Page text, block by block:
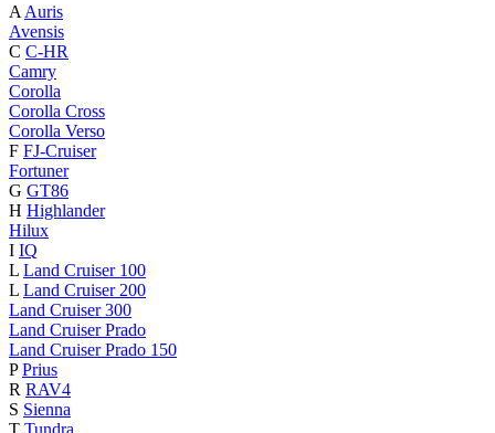
A Auris
Avensis
C C-HR
Camry
Corolla
Corolla Cross
Corolla Verso
F FJ-Cruiser
Fortuner
G GT86
H Highlander
Hilux
I IQ
L Land Cruiser 100
L Land Cruiser 200
Land Cruiser 300
Land Cruiser Prado
Land Cruiser Prado 150
P Prius
R RAV4
S Sienna
T Tundra